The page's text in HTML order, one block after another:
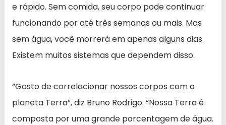
e rápido. Sem comida, seu corpo pode continuar
funcionando por até três semanas ou mais. Mas
sem água, você morrerá em apenas alguns dias.
Existem muitos sistemas que dependem disso.
“Gosto de correlacionar nossos corpos com o
planeta Terra”, diz Bruno Rodrigo. “Nossa Terra é
composta por uma grande porcentagem de água.